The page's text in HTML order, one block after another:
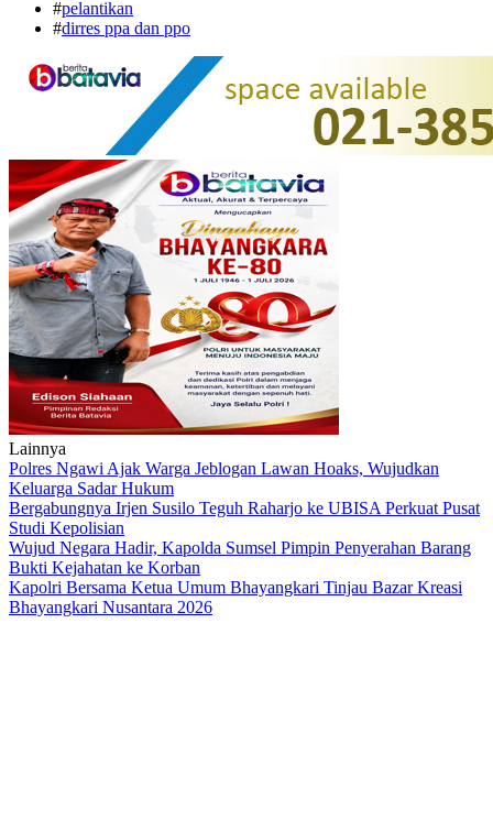
#pelantikan
#dirres ppa dan ppo
Lainnya
Polres Ngawi Ajak Warga Jeblogan Lawan Hoaks, Wujudkan
Keluarga Sadar Hukum
Bergabungnya Irjen Susilo Teguh Raharjo ke UBISA Perkuat Pusat
Studi Kepolisian
Wujud Negara Hadir, Kapolda Sumsel Pimpin Penyerahan Barang
Bukti Kejahatan ke Korban
Kapolri Bersama Ketua Umum Bhayangkari Tinjau Bazar Kreasi
Bhayangkari Nusantara 2026